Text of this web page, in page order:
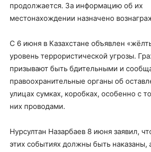
продолжается. За информацию об их
местонахождении назначено
С 6 июня в Казахстане объявлен
уровень террористической угрозы.
призывают быть бдительными и
правоохранительные органы об
улицах сумках, коробках, особенно с
них проводами.
Нурсултан Назарбаев 8 июня заявил,
этих событиях должны быть наказаны,